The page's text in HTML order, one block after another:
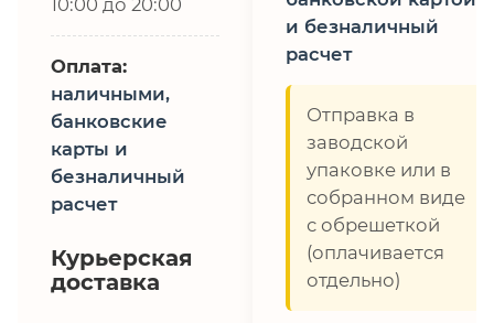
Оплата:
наличными,
банковские
карты и
безналичный
расчет
Курьерская
доставка
и безналичный
расчет
Отправка в
заводской
упаковке или в
собранном виде
с обрешеткой
(оплачивается
отдельно)